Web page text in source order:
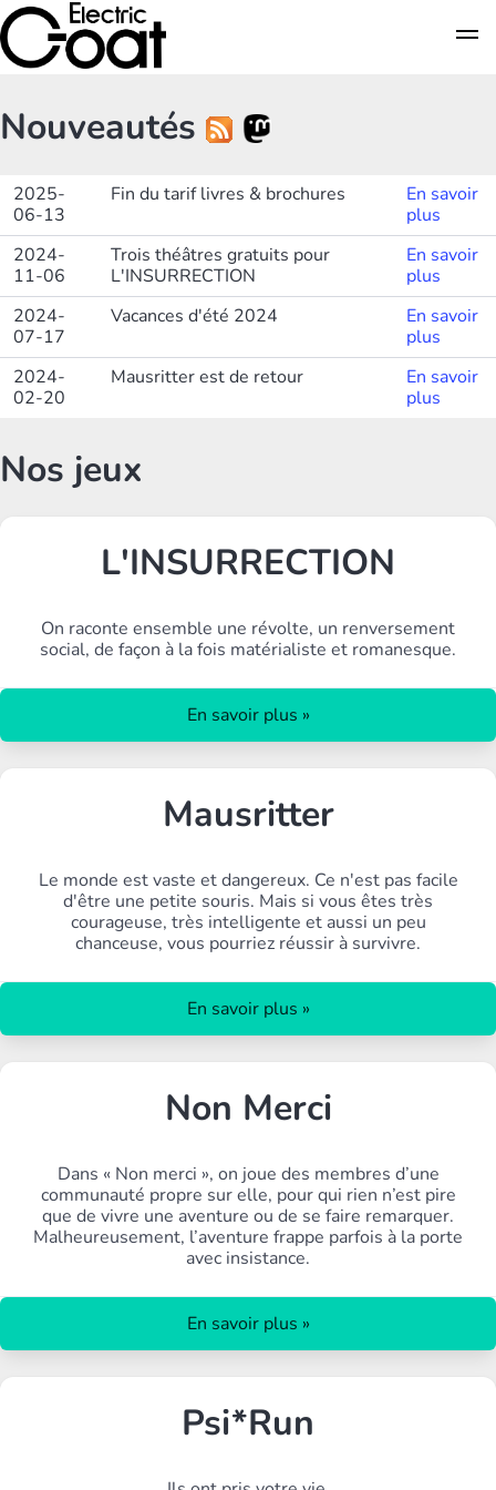
Nouveautés
2025-
06-13
Fin du tarif livres & brochures
En savoir
plus
2024-
11-06
Trois théâtres gratuits pour
L'INSURRECTION
En savoir
plus
2024-
07-17
Vacances d'été 2024
En savoir
plus
2024-
02-20
Mausritter est de retour
En savoir
plus
Nos jeux
L'INSURRECTION
On raconte ensemble une révolte, un renversement
social, de façon à la fois matérialiste et romanesque.
En savoir plus »
Mausritter
Le monde est vaste et dangereux. Ce n'est pas facile
d'être une petite souris. Mais si vous êtes très
courageuse, très intelligente et aussi un peu
chanceuse, vous pourriez réussir à survivre.
En savoir plus »
Non Merci
Dans « Non merci », on joue des membres d’une
communauté propre sur elle, pour qui rien n’est pire
que de vivre une aventure ou de se faire remarquer.
Malheureusement, l’aventure frappe parfois à la porte
avec insistance.
En savoir plus »
Psi*Run